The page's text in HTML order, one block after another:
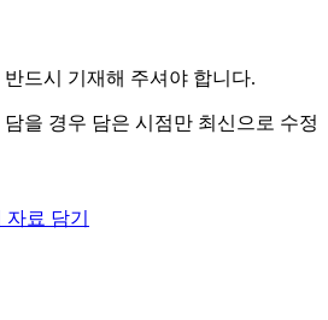
드시 기재해 주셔야 합니다.
을 경우 담은 시점만 최신으로 수정
료 담기